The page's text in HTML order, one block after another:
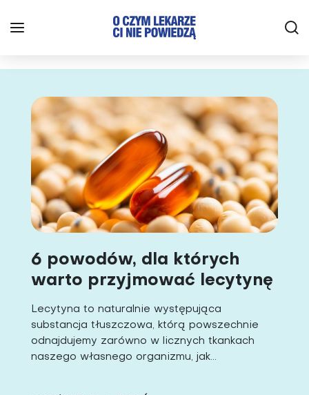
6 powodów, dla których
warto przyjmować lecytynę
Lecytyna to naturalnie występująca
substancja tłuszczowa, którą powszechnie
odnajdujemy zarówno w licznych tkankach
naszego własnego organizmu, jak...